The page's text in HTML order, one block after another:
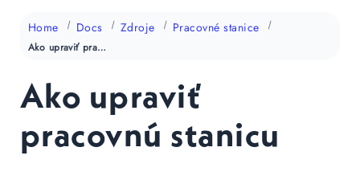
Home Docs Zdroje Pracovné stanice
Ako upraviť pracovnú stanicu
Ako upraviť
pracovnú stanicu